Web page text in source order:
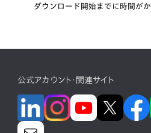
ダウンロード開始までに時間が
公式アカウント・関連サイト